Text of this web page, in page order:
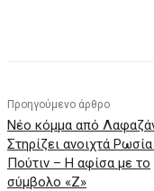
Προηγούμενο άρθρο
Νέο κόμμα από
Στηρίζει ανοιχτά Ρωσία
Πούτιν – Η αφίσα με το
σύμβολο «Ζ»